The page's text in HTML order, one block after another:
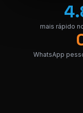
mais rápido
WhatsApp